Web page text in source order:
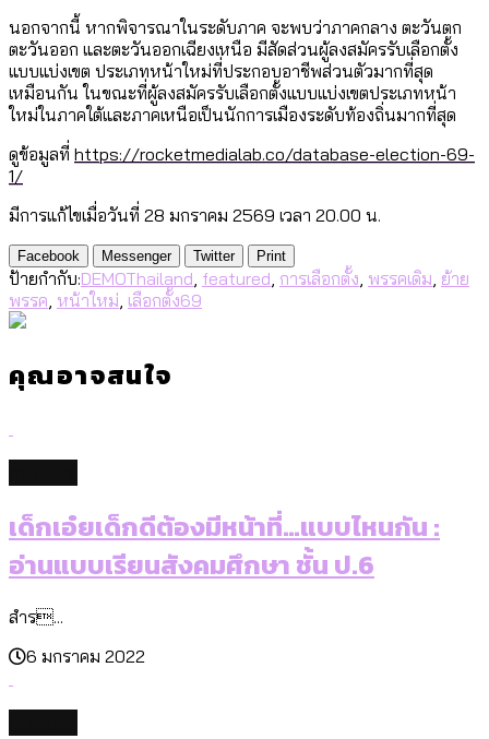
นอกจากนี้ หากพิจารณาในระดับภาค จะพบว่าภาคกลาง ตะวันตก
ตะวันออก และตะวันออกเฉียงเหนือ มีสัดส่วนผู้ลงสมัครรับเลือกตั้ง
แบบแบ่งเขต ประเภทหน้าใหม่ที่ประกอบอาชีพส่วนตัวมากที่สุด
เหมือนกัน ในขณะที่ผู้ลงสมัครรับเลือกตั้งแบบแบ่งเขตประเภทหน้า
ใหม่ในภาคใต้และภาคเหนือเป็นนักการเมืองระดับท้องถิ่นมากที่สุด
ดูข้อมูลที่ https://rocketmedialab.co/database-election-69-
1/
มีการแก้ไขเมื่อวันที่ 28 มกราคม 2569 เวลา 20.00 น.
Facebook Messenger Twitter Print
ป้ายกำกับ:DEMOThailand featured การเลือกตั้ง พรรคเดิม ย้าย
พรรค หน้าใหม่ เลือกตั้ง69
คุณอาจสนใจ
เด็กเอ๋ยเด็กดีต้องมีหน้าที่…แบบไหนกัน :
อ่านแบบเรียนสังคมศึกษา ชั้น ป.6
สำร...
6 มกราคม 2022